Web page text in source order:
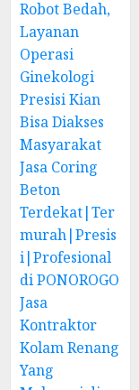
Robot Bedah,
Layanan
Operasi
Ginekologi
Presisi Kian
Bisa Diakses
Masyarakat
Jasa Coring
Beton
Terdekat|Ter
murah|Presis
i|Profesional
di PONOROGO
Jasa
Kontraktor
Kolam Renang
Yang